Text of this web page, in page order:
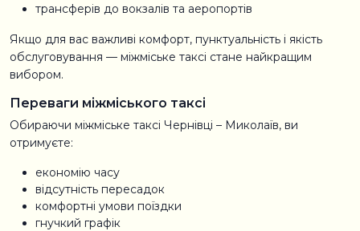
трансферів до вокзалів та аеропортів
Якщо для вас важливі комфорт, пунктуальність і якість
обслуговування — міжміське таксі стане найкращим
вибором.
Переваги міжміського таксі
Обираючи міжміське таксі Чернівці – Миколаїв, ви
отримуєте:
економію часу
відсутність пересадок
комфортні умови поїздки
гнучкий графік